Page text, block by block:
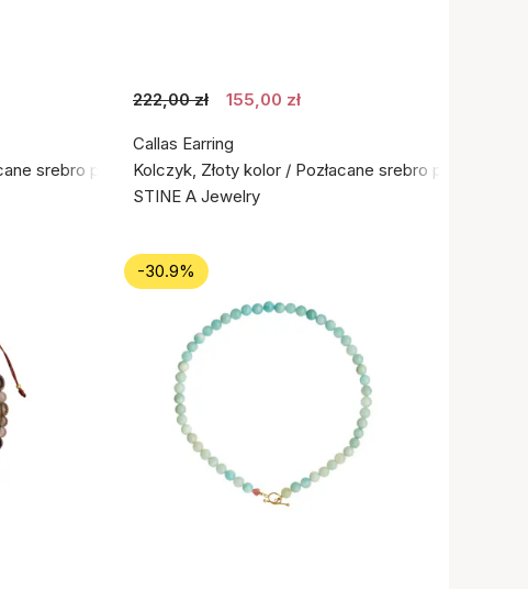
srebro próby 925
222,00 zł 155,00 zł
Callas Earring
Kolczyk, Złoty kolor / Pozłacane srebro próby 925
STINE A Jewelry
-30.9%